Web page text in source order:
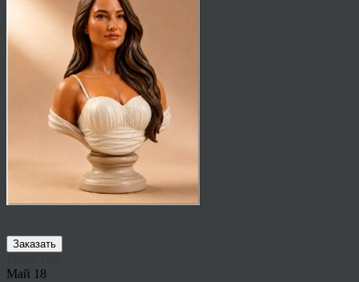
Заказать
Май 18